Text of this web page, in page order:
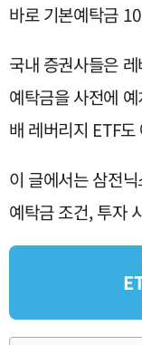
바로 기본예탁금
국내 증권사들은
예탁금을 사전에
배 레버리지 ETF
이 글에서는 삼전
예탁금 조건, 투자